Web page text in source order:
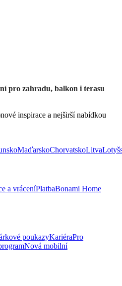
pro zahradu, balkon i terasu
inspirace a nejširší nabídkou
MaďarskoChorvatskoLitva
a vráceníPlatbaBonami Home
poukazyKariéraPro
Nová mobilní